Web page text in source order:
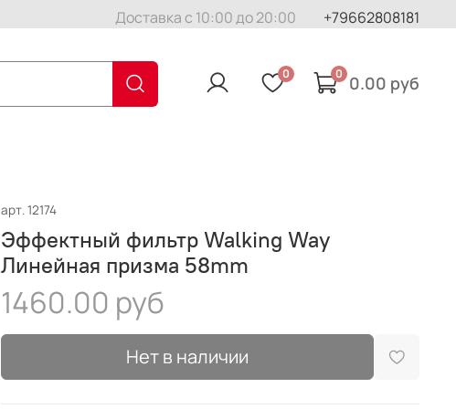
Доставка с 10:00 до 20:00 +79662808181
0 0 0.00 руб
арт. 12174
Эффектный фильтр Walking Way
Линейная призма 58mm
1460.00 руб
Нет в наличии